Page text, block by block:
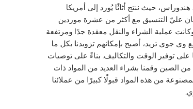
حيث ننتج أثاثًا يُورد إلى أمريكا
كان عليّ التنسيق مع أكثر من عشرة موردين
عملية الشراء والنقل معقدة جدًا ومرتفعة
بدء تعاوننا مع وي جوي تريد، أصبح بإمكانهم تزويدنا بكل ما
توفير الوقت والتكاليف. بناءً على توصيات
الصين وقمنا بشراء العديد من المواد ذات
من هذه المواد قبولًا كبيرًا من عملائنا